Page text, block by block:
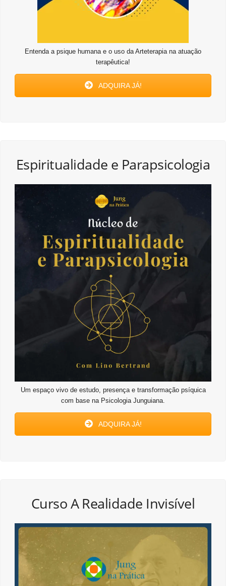
Entenda a psique humana e o uso da Arteterapia na atuação
terapêutica!
ADQUIRA JÁ!
Espiritualidade e Parapsicologia
Um espaço vivo de estudo, presença e transformação psíquica
com base na Psicologia Junguiana.
ADQUIRA JÁ!
Curso A Realidade Invisível